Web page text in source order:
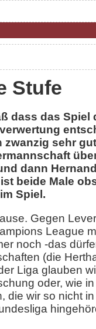
Stufe
dass das
sehr
dann
beide Male
Spiel.
Gegen
League
noch -das
(die
Liga glauben
oder, wie
wir so nicht